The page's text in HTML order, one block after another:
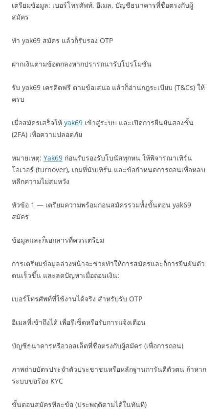
เตรียมข้อมูล: เบอร์โทรศัพท์, อีเมล, บัญชีธนาคารที่ชื่อตรงกับผู้
สมัคร
ทำ yak69 สมัคร แล้วก็รับรอง OTP
ฝากเงินตามข้อตกลงหากปรารถนารับโปรโมชั่น
รับ yak69 เครดิตฟรี ตามข้อเสนอ แล้วก็อ่านกฎระเบียบ (T&Cs) ให้
ครบ
เมื่อสมัครเสร็จให้ yak69 เข้าสู่ระบบ และเปิดการยืนยันสองชั้น
(2FA) เพื่อความปลอดภัย
หมายเหตุ: Yak69 ก่อนรับรองรับโบนัสทุกหน ให้พิจารณาเทิร์น
โอเวอร์ (turnover), เกมที่นับเทิร์น และข้อกำหนดการถอนเพื่อหลบ
หลีกความไม่สมหวัง
หัวข้อ 1 — เตรียมความพร้อมก่อนสมัครรวมทั้งขั้นตอน yak69
สมัคร
ข้อมูลและก็เอกสารที่ควรเตรียม
การเตรียมข้อมูลล่วงหน้าจะช่วยทำให้การสมัครและก็การยืนยันตัว
ตนเร็วขึ้น และลดปัญหาเมื่อถอนเงิน:
เบอร์โทรศัพท์ที่ใช้งานได้จริง สำหรับรับ OTP
อีเมลที่เข้าถึงได้ เพื่อรีเซ็ตหรือรับการแจ้งเตือน
บัญชีธนาคารหรือวอลเล็ตที่ชื่อตรงกับผู้สมัคร (เพื่อการถอน)
ภาพถ่ายบัตรประจำตัวประชาชนหรือหลักฐานการันตีตัวตน ถ้าหาก
ระบบขอร้อง KYC
ขั้นตอนสมัครทีละข้อ (ประพฤติตามได้ในทันที)